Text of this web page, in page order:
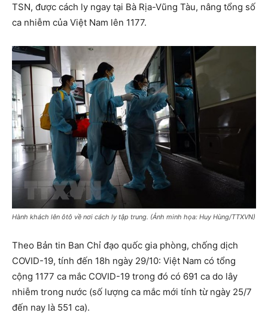
TSN, được cách ly ngay tại Bà Rịa-Vũng Tàu, nâng tổng số
ca nhiễm của Việt Nam lên 1177.
Hành khách lên ôtô về nơi cách ly tập trung. (Ảnh minh họa: Huy Hùng/TTXVN)
Theo Bản tin Ban Chỉ đạo quốc gia phòng, chống dịch
COVID-19, tính đến 18h ngày 29/10: Việt Nam có tổng
cộng 1177 ca mắc COVID-19 trong đó có 691 ca do lây
nhiễm trong nước (số lượng ca mắc mới tính từ ngày 25/7
đến nay là 551 ca).